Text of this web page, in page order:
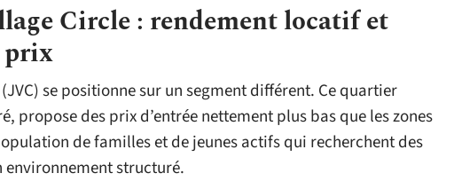
Circle : rendement locatif et
prix
se positionne sur un segment différent. Ce quartier
propose des prix d’entrée nettement plus bas que les zones
de familles et de jeunes actifs qui recherchent des
environnement structuré.